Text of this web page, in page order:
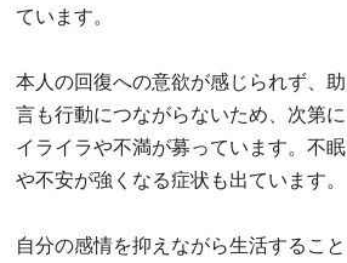
ています。
本人の回復への意欲が感じられず、助
言も行動につながらないため、次第に
イライラや不満が募っています。不眠
や不安が強くなる症状も出ています。
自分の感情を抑えながら生活すること